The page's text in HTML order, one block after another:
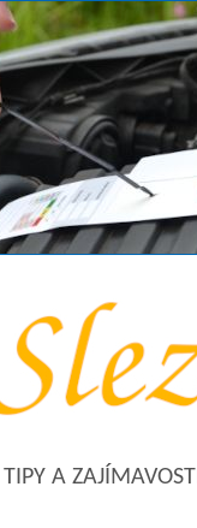
TIPY A ZAJÍMAVOSTI